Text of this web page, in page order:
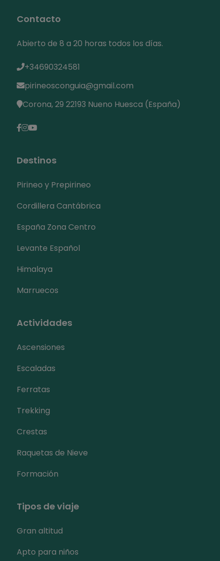
Contacto
Abierto de 8 a 20 horas todos los días.
+34690324581
pirineosconguia@gmail.com
Corona, 29 22193 Nueno Huesca (España)
Destinos
Pirineo y Prepirineo
Cordillera Cantábrica
España Zona Centro
Levante Español
Himalaya
Marruecos
Actividades
Ascensiones
Escaladas
Ferratas
Trekking
Crestas
Raquetas de Nieve
Formación
Tipos de viaje
Gran altitud
Apto para niños